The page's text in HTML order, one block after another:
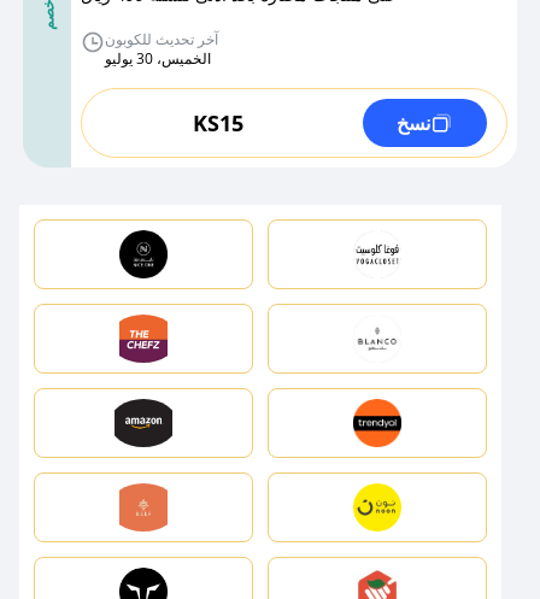
خصم
آخر تحديث للكوبون
الخميس، 30 يوليو
KS15 نسخ